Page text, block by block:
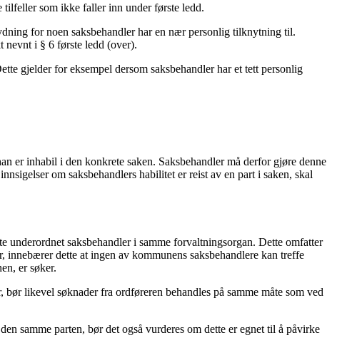
tilfeller som ikke faller inn under første ledd.
for noen saksbehandler har en nær personlig tilknytning til.
nevnt i § 6 første ledd (over).
gjelder for eksempel dersom saksbehandler har et tett personlig
er inhabil i den konkrete saken. Saksbehandler må derfor gjøre denne
om saksbehandlers habilitet er reist av en part i saken, skal
saksbehandler i samme forvaltningsorgan. Dette omfatter
dette at ingen av kommunens saksbehandlere kan treffe
er søker.
likevel søknader fra ordføreren behandles på samme måte som ved
samme parten, bør det også vurderes om dette er egnet til å påvirke